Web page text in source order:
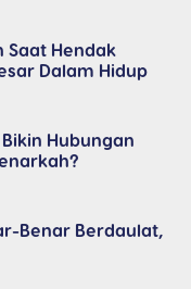
Saat Hendak
Dalam Hidup
Hubungan
Benar Berdaulat,